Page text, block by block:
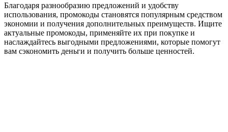
Благодаря разнообразию предложений и удобству
использования, промокоды становятся популярным средством
экономии и получения дополнительных преимуществ. Ищите
актуальные промокоды, применяйте их при покупке и
наслаждайтесь выгодными предложениями, которые помогут
вам сэкономить деньги и получить больше ценностей.